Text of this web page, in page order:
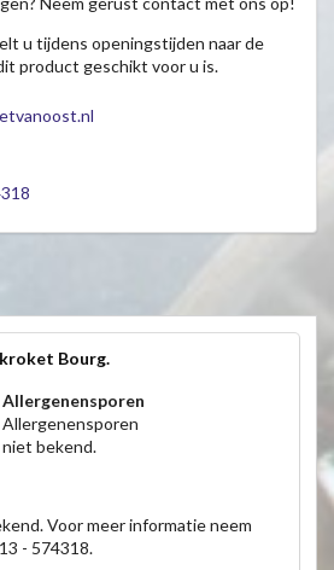
u tijdens openingstijden naar de
product geschikt voor u is.
Bourg.
Allergenensporen
Allergenensporen
niet bekend.
Voor meer informatie neem
- 574318.